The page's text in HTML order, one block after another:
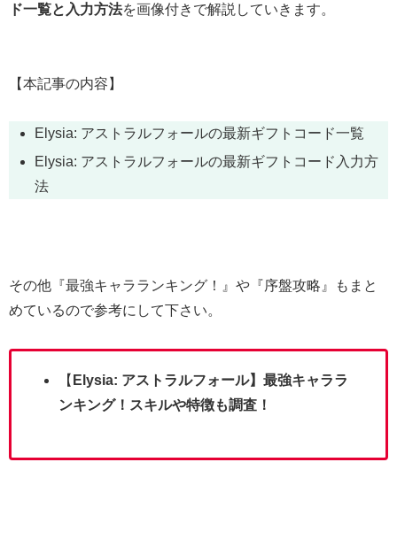
ド一覧と入力方法を画像付きで解説していきます。
【本記事の内容】
Elysia: アストラルフォールの最新ギフトコード一覧
Elysia: アストラルフォールの最新ギフトコード入力方
法
その他『最強キャラランキング！』や『序盤攻略』もまと
めているので参考にして下さい。
【 Elysia: アストラルフォール】最強キャララ
ンキング！スキルや特徴も調査！